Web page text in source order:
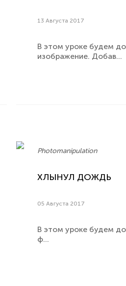
13 Августа 2017
В этом уроке будем
изображение. Добав...
Photomanipulation
ХЛЫНУЛ ДОЖДЬ
05 Августа 2017
В этом уроке будем
ф...